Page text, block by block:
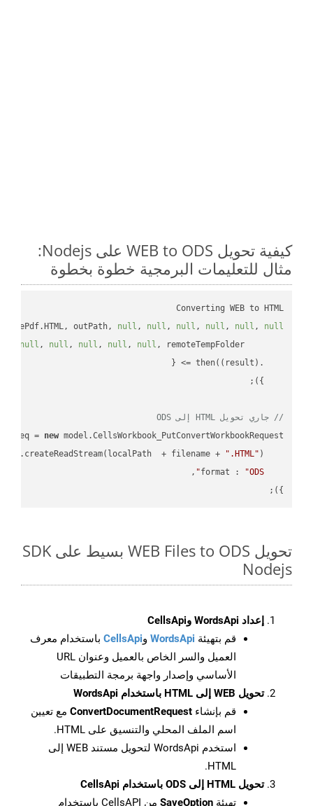
كيفية تحويل WEB to ODS على Nodejs:
مثال للتعليمات البرمجية خطوة بخطوة
Converting WEB to HTML
outPath, null , null , null , null , null , null
null , null , null , null , null
    .then(
( result ) =>
// جاري تحويل HTML إلى ODS
req = new
+ filename +
".HTML"
format : "ODS"
});
تحويل WEB Files to ODS بسيط على SDK
Nodejs
إعداد WordsApi وCellsApi
قم بتهيئة WordsApi وCellsApi باستخدام معرف
العميل والسر الخاص بالعميل وعنوان URL
الأساسي وإصدار واجهة برمجة التطبيقات
تحويل WEB إلى HTML باستخدام WordsApi
قم بإنشاء ConvertDocumentRequest مع تعيين
اسم الملف المحلي والتنسيق على HTML.
استخدم WordsApi لتحويل مستند WEB إلى
HTML.
تحويل HTML إلى ODS باستخدام CellsApi
تهيئة SaveOption
من CellsAPI باستخدام